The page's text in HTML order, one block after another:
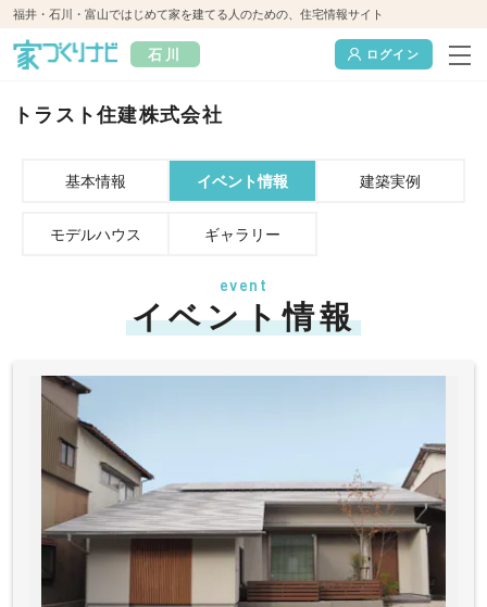
福井・石川・富山ではじめて家を建てる人のための、住宅情報サイト
石川 ログイン
トラスト住建株式会社
基本情報 イベント情報 建築実例
モデルハウス ギャラリー
event
イベント情報